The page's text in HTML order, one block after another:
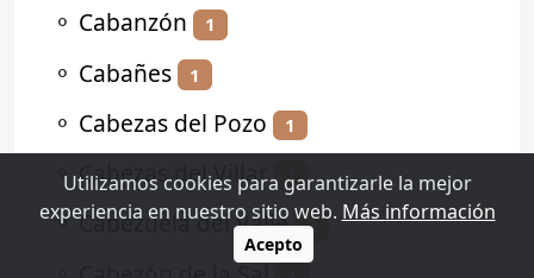
⚬ Cabanzón 1
⚬ Cabañes 1
⚬ Cabezas del Pozo 1
⚬Cabezas del Villar 1
⚬Cabezuela del Valle 2
Utilizamos cookies para garantizarle la mejor
experiencia en nuestro sitio web. Más información
Acepto